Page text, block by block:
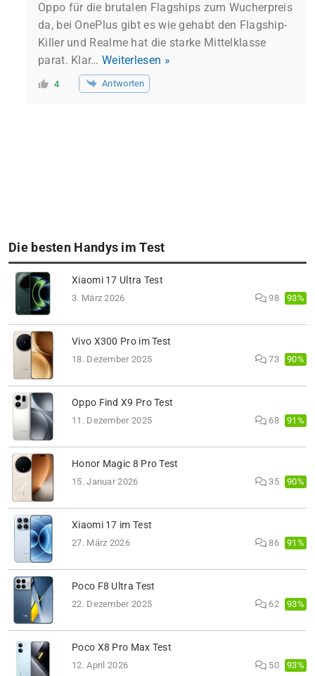
Oppo für die brutalen Flagships zum Wucherpreis
da, bei OnePlus gibt es wie gehabt den Flagship-
Killer und Realme hat die starke Mittelklasse
parat. Klar… Weiterlesen »
4 Antworten
Die besten Handys im Test
Xiaomi 17 Ultra Test
3. März 2026 98 93%
Vivo X300 Pro im Test
18. Dezember 2025 73 90%
Oppo Find X9 Pro Test
11. Dezember 2025 68 91%
Honor Magic 8 Pro Test
15. Januar 2026 35 90%
Xiaomi 17 im Test
27. März 2026 86 91%
Poco F8 Ultra Test
22. Dezember 2025 62 93%
Poco X8 Pro Max Test
12. April 2026 50 93%